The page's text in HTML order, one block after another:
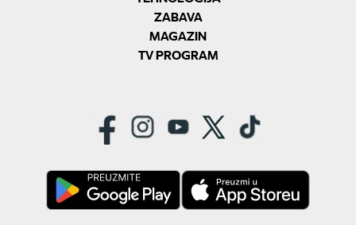
ZABAVA
MAGAZIN
TV PROGRAM